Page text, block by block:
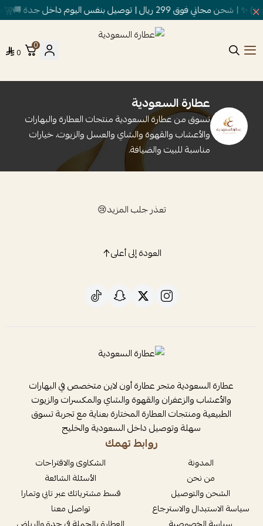
299 ريال | توصيل بنفس اليوم داخل جدة 🚚
0
0
عطارة السعودية
تسوق من عطارة السعودية منتجات العطارة والبهارات
والأعشاب والقهوة والشاي والعسل والزيوت، خيارات
مناسبة للبيت والضيافة.
تعذر جلب المزيد😢
العودة إلى أعلى
عطارة السعودية متجر عطارة أون لاين متخصص في البهارات
والأعشاب والزعفران والقهوة والشاي والمكسرات والزيوت
الطبيعية ومنتجات العطارة المختارة بعناية مع تجربة تسوق
سهلة وتوصيل داخل السعودية والخليج
روابط تهمك
المدونة
من نحن
الشحن والتوصيل
سياسة الاستبدال والاسترجاع
الشكاوى والاقتراحات
الأسئلة الشائعة
قسط مشترياتك عبر تابي وتمارا
تواصل معنا